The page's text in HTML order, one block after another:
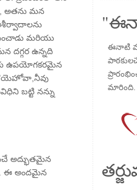
అతను మన
మరియు
దగ్గర ఉన్నది
ఉపయోగకరమైన
"యెహోవా,నీవు
బట్టి నన్ను
అద్భుతమైన
ఈ అందమైన
ఈనాటి
మారింది.